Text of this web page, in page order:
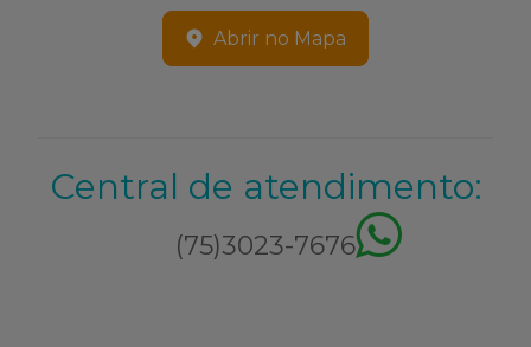
Abrir no Mapa
Central de atendimento:
(75)3023-7676